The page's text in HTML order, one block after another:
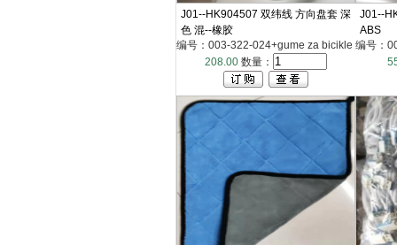
J01--HK904507 双纬线 方向盘套 深
色 混--橡胶
编号：003-322-024+gume za bicikle
208.00 数量：
J01--
ABS
编号：